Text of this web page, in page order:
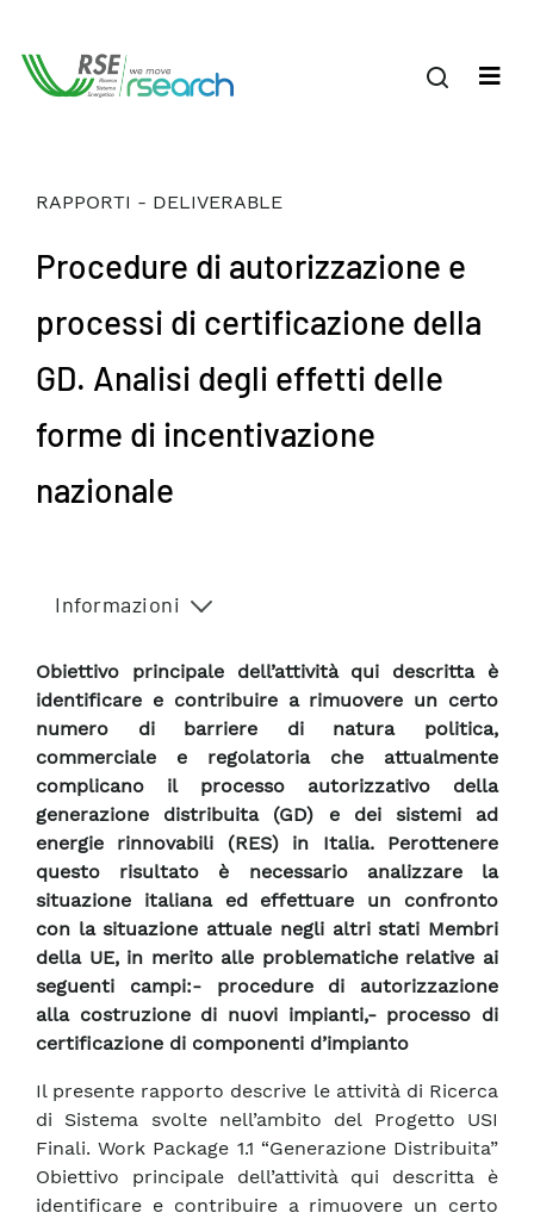
RAPPORTI - DELIVERABLE
Procedure di autorizzazione e
processi di certificazione della
GD. Analisi degli effetti delle
forme di incentivazione
nazionale
Informazioni
Obiettivo principale dell’attività qui descritta è
identificare e contribuire a rimuovere un certo
numero di barriere di natura politica,
commerciale e regolatoria che attualmente
complicano il processo autorizzativo della
generazione distribuita (GD) e dei sistemi ad
energie rinnovabili (RES) in Italia. Perottenere
questo risultato è necessario analizzare la
situazione italiana ed effettuare un confronto
con la situazione attuale negli altri stati Membri
della UE, in merito alle problematiche relative ai
seguenti campi:- procedure di autorizzazione
alla costruzione di nuovi impianti,- processo di
certificazione di componenti d’impianto
Il presente rapporto descrive le attività di Ricerca
di Sistema svolte nell’ambito del Progetto USI
Finali. Work Package 1.1 “Generazione Distribuita”
Obiettivo principale dell’attività qui descritta è
identificare e contribuire a rimuovere un certo